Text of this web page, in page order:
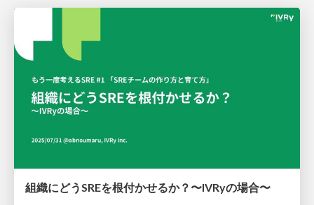
組織にどうSREを根付かせるか？〜IVRyの場合〜